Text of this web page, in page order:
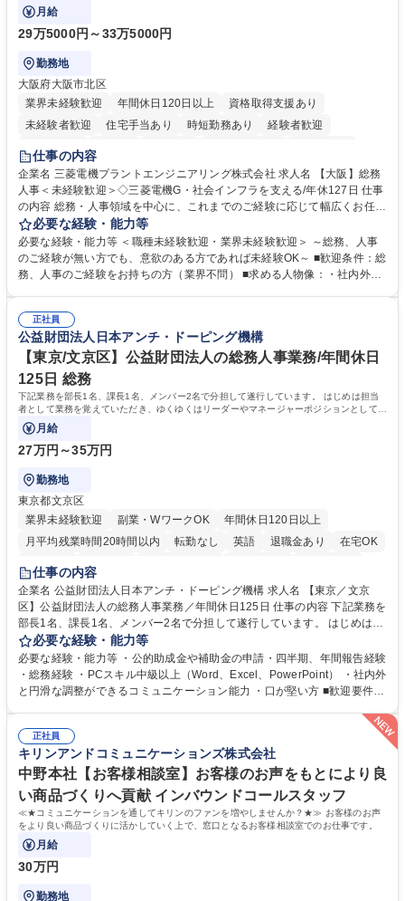
月給
29万5000円～33万5000円
勤務地
大阪府大阪市北区
業界未経験歓迎
年間休日120日以上
資格取得支援あり
未経験者歓迎
住宅手当あり 時短勤務あり
経験者歓迎
退職金あり
駅近5分以内
土日祝休み 服装自由 寮・社宅あり 食事補助あり
仕事の内容
企業名 三菱電機プラントエンジニアリング株式会社 求人名 【大阪】総務
人事＜未経験歓迎＞◇三菱電機G・社会インフラを支える/年休127日 仕事
の内容 総務・人事領域を中心に、これまでのご経験に応じて幅広くお任せ
します。 ＜具体的には＞ ・総務/人事労務（給与・社保・勤怠管理など）
・採用・教育研修 ・福利厚生運用 など ※基本的には事務所勤務ですが、
採用や教育等の業務内容により、関西圏以外への日帰り・宿泊を伴う国内
出張もございます。 ※担当業務を持ちつつ、お互いに助け合いながら、総
必要な経験・能力等
必要な経験・能力等 ＜職種未経験歓迎・業界未経験歓迎＞ ～総務、人事
のご経験が無い方でも、意欲のある方であれば未経験OK～ ■歓迎条件：総
務、人事のご経験をお持ちの方（業界不問） ■求める人物像：・社内外の
正社員
公益財団法人日本アンチ・ドーピング機構
【東京/文京区】公益財団法人の総務人事業務/年間休日
125日 総務
下記業務を部長1名、課長1名、メンバー2名で分担して遂行しています。 はじめは担当
者として業務を覚えていただき、ゆくゆくはリーダーやマネージャーポジションとして活
躍いただくことを期待しています。
月給
27万円～35万円
勤務地
東京都文京区
業界未経験歓迎
副業・WワークOK
年間休日120日以上
月平均残業時間20時間以内
転勤なし 英語 退職金あり
在宅OK
賞与あり
育休あり
食事補助あり
仕事の内容
企業名 公益財団法人日本アンチ・ドーピング機構 求人名 【東京／文京
区】公益財団法人の総務人事業務／年間休日125日 仕事の内容 下記業務を
部長1名、課長1名、メンバー2名で分担して遂行しています。 はじめは担
当者として業務を覚えていただき、ゆくゆくはリーダーやマネージャーポ
ジションとして活躍いただくことを期待しています。 【総務・人事グルー
プの業務内容】 ・人事制度関連 ・採用活動 ・教育研修の企画、実行 ・勤
怠管理 ・官公庁への各種提出 ・法定の会議運営（評議員会、理事会） ・
連 ・衛生管理 ・防災関連・公的助成金の管理・オフィス、ファシリティ
管理 ・福利厚生関連 ・職員からの問合せ、相談対応 ・その他日常の総務
業務全般 募集職種 【東京／文京区】公益財団法人の総務人事業務／年間
休日125日
必要な経験・能力等
必要な経験・能力等 ・公的助成金や補助金の申請・四半期、年間報告経験
・総務経験 ・PCスキル中級以上（Word、Excel、PowerPoint） ・社内外
と円滑な調整ができるコミュニケーション能力 ・口が堅い方 ■歓迎要件
正社員
キリンアンドコミュニケーションズ株式会社
中野本社【お客様相談室】お客様のお声をもとにより良
い商品づくりへ貢献 インバウンドコールスタッフ
≪★コミュニケーションを通してキリンのファンを増やしませんか？★≫ お客様のお声
をより良い商品づくりに活かしていく上で、窓口となるお客様相談室でのお仕事です。
月給
30万円
勤務地